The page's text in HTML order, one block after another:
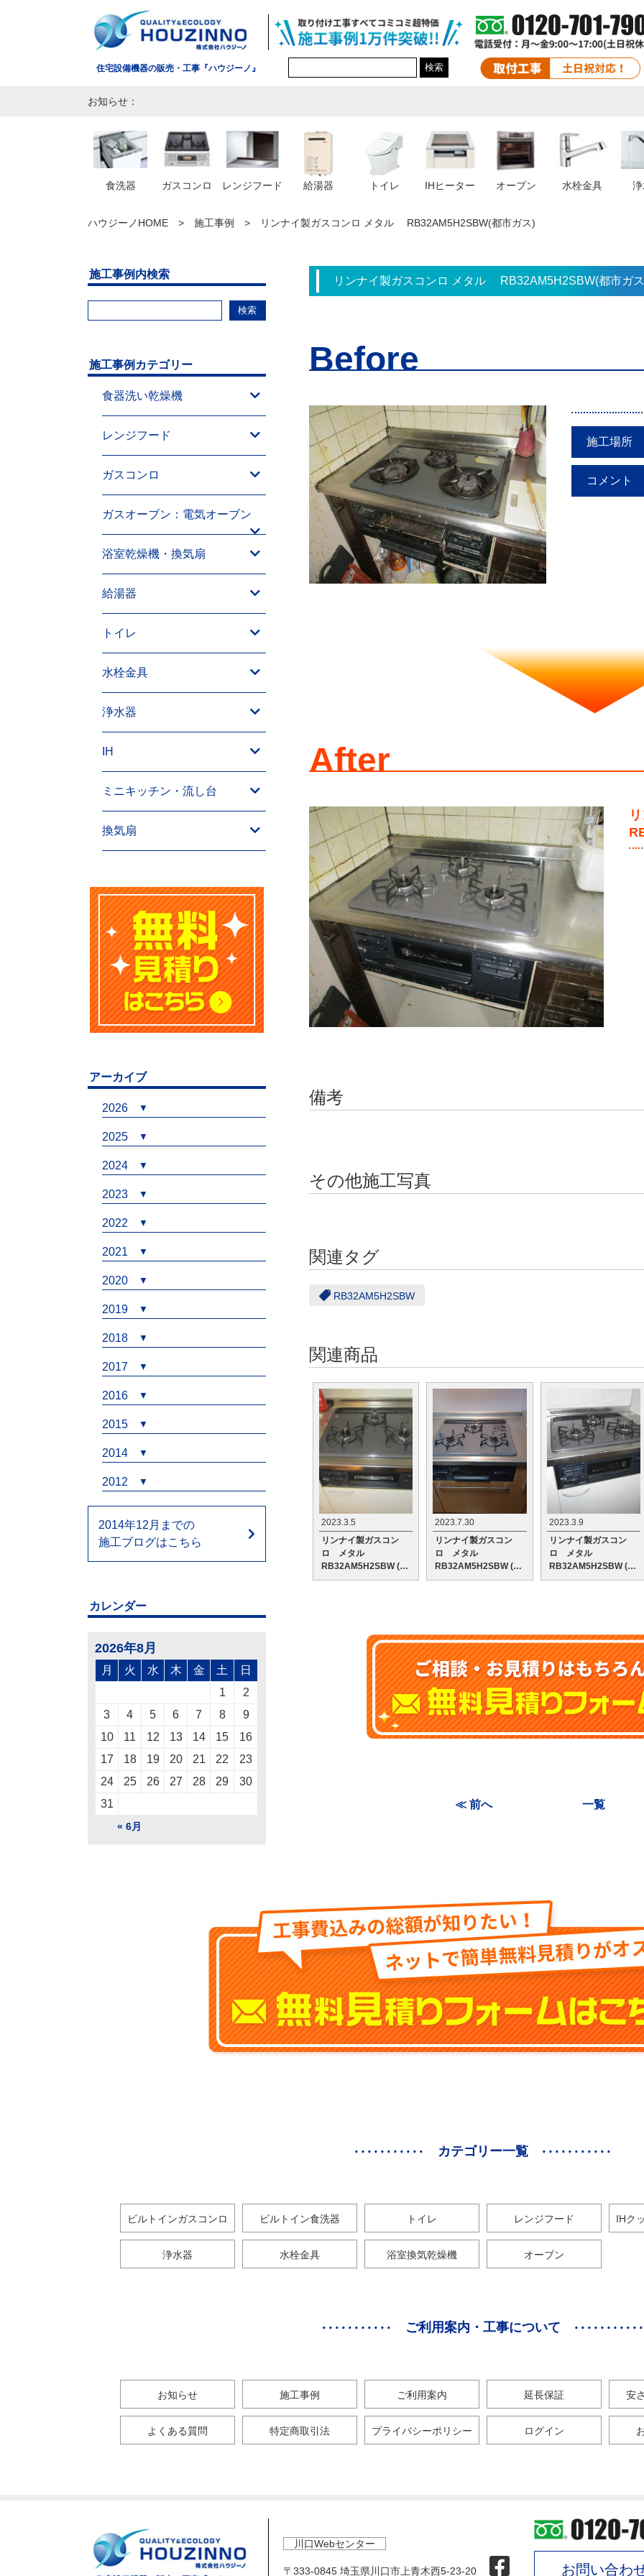
住宅設備機器の販売・工事『ハウジーノ』 検索
お知らせ：
食洗器 ガスコンロ レンジフード 給湯器 トイレ IHヒーター オーブン 水栓金具
ハウジーノHOME 施工事例 リンナイ製ガスコンロ メタル RB32AM5H2SBW(都市ガス)
リンナイ製ガスコンロ メタル RB32AM5H2SBW(都市ガ
Before
施工場所
コメント
After
備考
その他施工写真
関連タグ
RB32AM5H2SBW
関連商品
2023.3.5
リンナイ製ガスコン
ロ メタル
RB32AM5H2SBW (都
市ガス)
2023.7.30
リンナイ製ガスコン
ロ メタル
RB32AM5H2SBW (都
市ガス)
2023.3.9
リンナイ製ガスコン
ロ メタル
RB32AM5H2SBW (都
市ガス)
≪ 前へ 一覧
施工事例内検索
検索
施工事例カテゴリー
食器洗い乾燥機
レンジフード
ガスコンロ
ガスオーブン：電気オーブン
浴室乾燥機・換気扇
給湯器
トイレ
水栓金具
浄水器
IH
ミニキッチン・流し台
換気扇
アーカイブ
2026
2025
2024
2023
2022
2021
2020
2019
2018
2017
2016
2015
2014
2012
2014年12月までの
施工ブログはこちら
カレンダー
2026年8月
月 火 水 木 金 土 日
« 6月
1
2
3
4 5 6 7 8
9
10
11 12 13 14 15
16
17
18 19 20 21 22
23
24
25 26 27 28 29
30
31
カテゴリー一覧
ビルトインガスコンロ ビルトイン食洗器 トイレ レンジフード IHク
浄水器 水栓金具 浴室換気乾燥機 オーブン
ご利用案内・工事について
お知らせ 施工事例 ご利用案内 延長保証 安
よくある質問 特定商取引法 プライバシーポリシー ログイン
川口Webセンター
〒333-0845 埼玉県川口市上青木西5-23-20 お問い合わ